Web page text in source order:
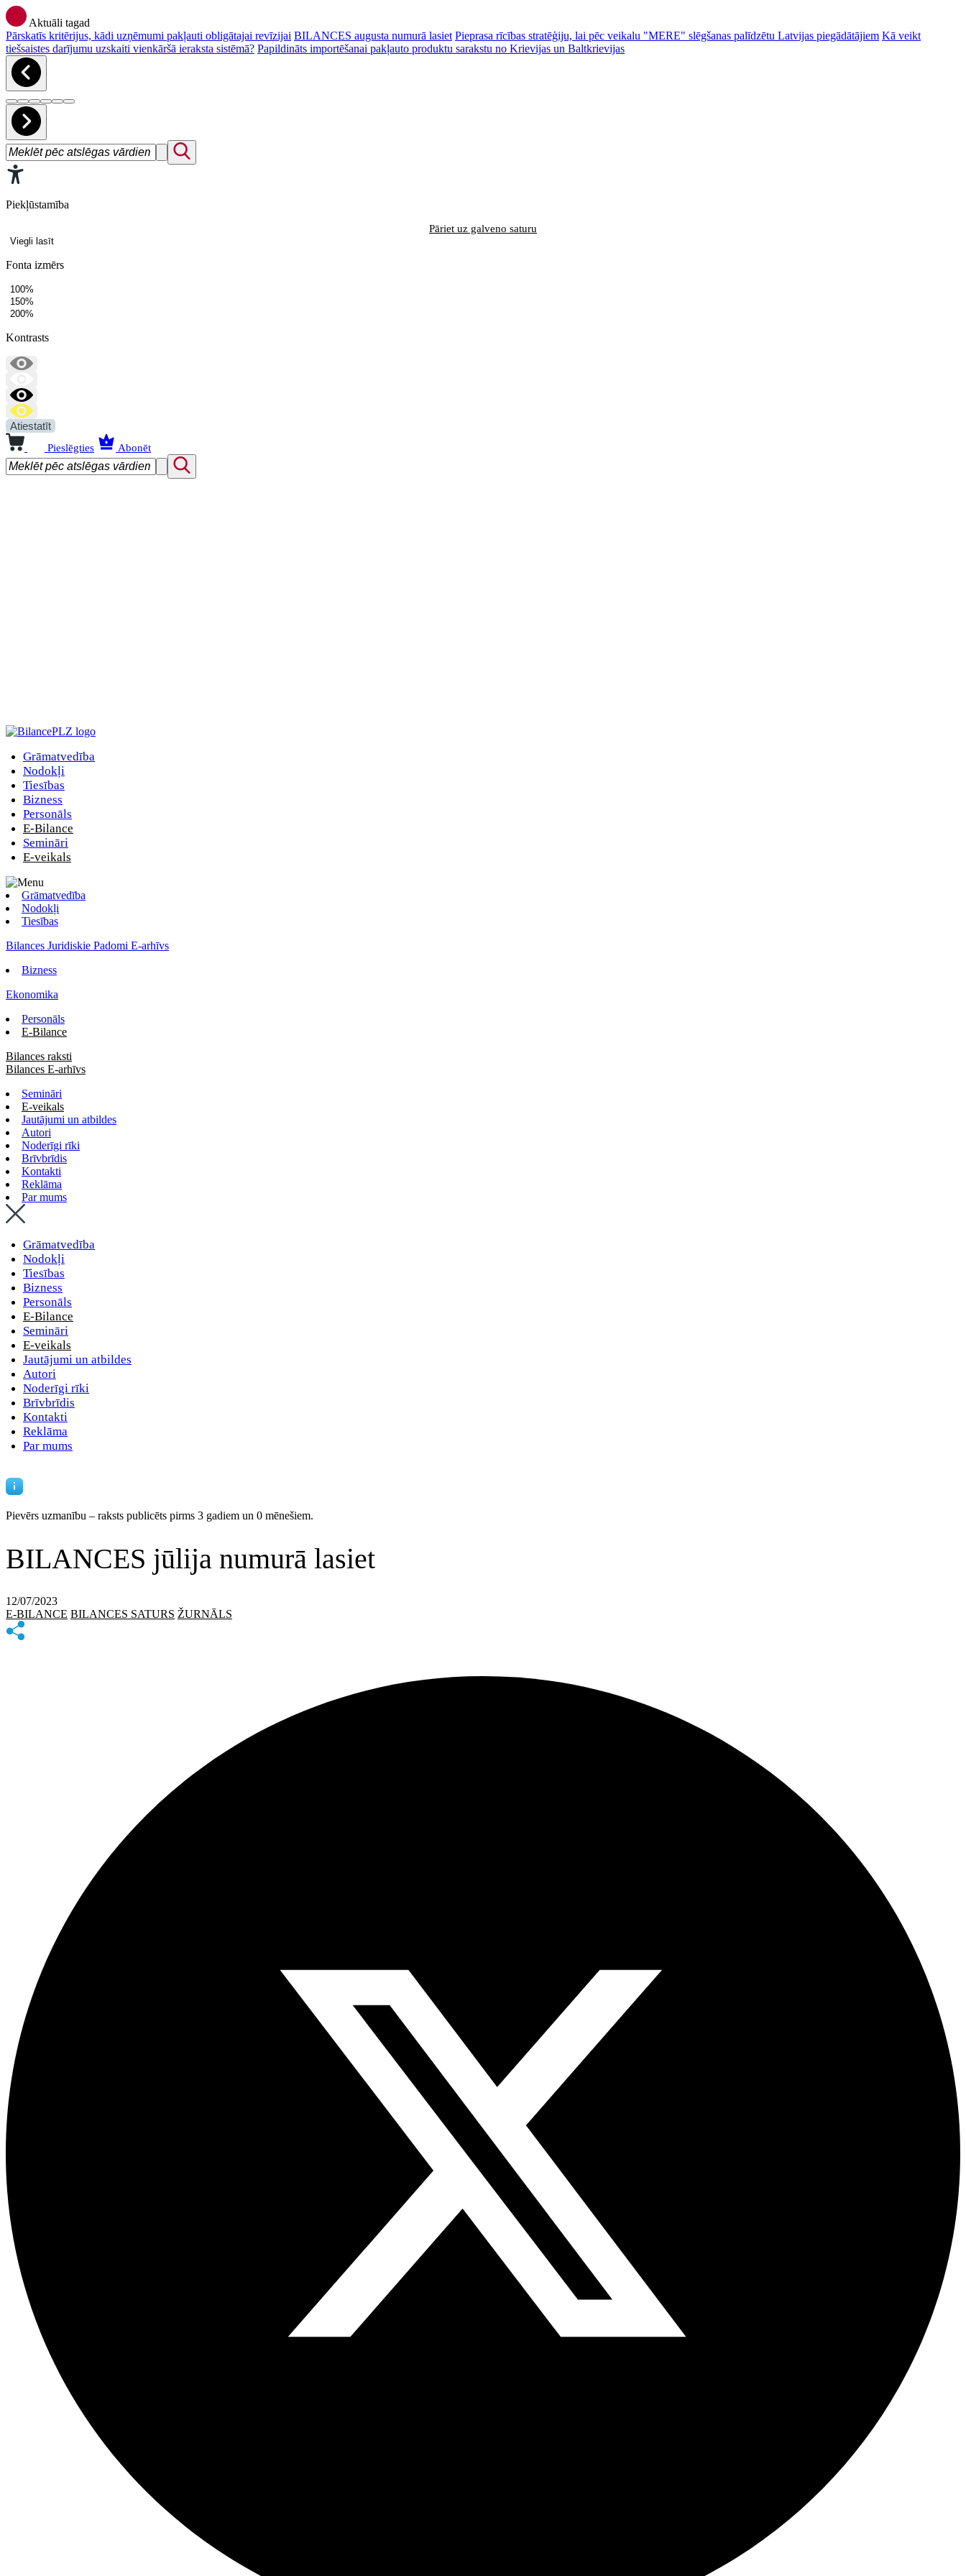
Aktuāli tagad
Pārskatīs kritērijus, kādi uzņēmumi pakļauti obligātajai revīzijai BILANCES augusta numurā lasiet Pieprasa rīcības stratēģiju, lai pēc veikalu "MERE" slēgšanas palīdzētu Latvijas piegādātājiem Kā veikt
tiešsaistes darījumu uzskaiti vienkāršā ieraksta sistēmā? Papildināts importēšanai pakļauto produktu sarakstu no Krievijas un Baltkrievijas
Piekļūstamība
Pāriet uz galveno saturu
Viegli lasīt
Fonta izmērs
100%
150%
200%
Kontrasts
Atiestatīt
Pieslēgties Abonēt
Grāmatvedība
Nodokļi
Tiesības
Bizness
Personāls
E-Bilance
Semināri
E-veikals
Grāmatvedība
Nodokļi
Tiesības
Bilances Juridiskie Padomi E-arhīvs
Bizness
Ekonomika
Personāls
E-Bilance
Bilances raksti
Bilances E-arhīvs
Semināri
E-veikals
Jautājumi un atbildes
Autori
Noderīgi rīki
Brīvbrīdis
Kontakti
Reklāma
Par mums
Grāmatvedība
Nodokļi
Tiesības
Bizness
Personāls
E-Bilance
Semināri
E-veikals
Jautājumi un atbildes
Autori
Noderīgi rīki
Brīvbrīdis
Kontakti
Reklāma
Par mums
Pievērs uzmanību – raksts publicēts pirms 3 gadiem un 0 mēnešiem.
BILANCES jūlija numurā lasiet
12/07/2023
E-BILANCE BILANCES SATURS ŽURNĀLS